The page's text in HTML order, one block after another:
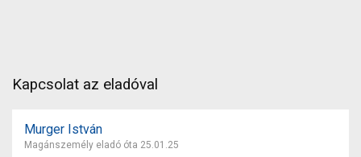
Kapcsolat az eladóval
Murger István
Magánszemély eladó óta 25.01.25